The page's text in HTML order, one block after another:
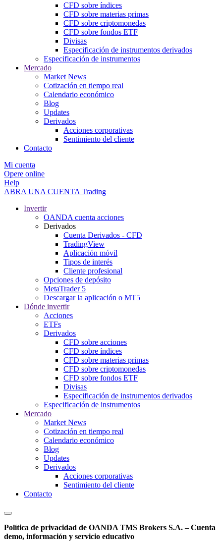
CFD sobre índices
CFD sobre materias primas
CFD sobre criptomonedas
CFD sobre fondos ETF
Divisas
Especificación de instrumentos derivados
Especificación de instrumentos
Mercado
Market News
Cotización en tiempo real
Calendario económico
Blog
Updates
Derivados
Acciones corporativas
Sentimiento del cliente
Contacto
Mi cuenta
Opere online
Help
ABRA UNA CUENTA Trading
Invertir
OANDA cuenta acciones
Derivados
Cuenta Derivados - CFD
TradingView
Aplicación móvil
Tipos de interés
Cliente profesional
Opciones de depósito
MetaTrader 5
Descargar la aplicación o MT5
Dónde invertir
Acciones
ETFs
Derivados
CFD sobre acciones
CFD sobre índices
CFD sobre materias primas
CFD sobre criptomonedas
CFD sobre fondos ETF
Divisas
Especificación de instrumentos derivados
Especificación de instrumentos
Mercado
Market News
Cotización en tiempo real
Calendario económico
Blog
Updates
Derivados
Acciones corporativas
Sentimiento del cliente
Contacto
Política de privacidad de OANDA TMS Brokers S.A. – Cuenta
demo, información y servicio educativo